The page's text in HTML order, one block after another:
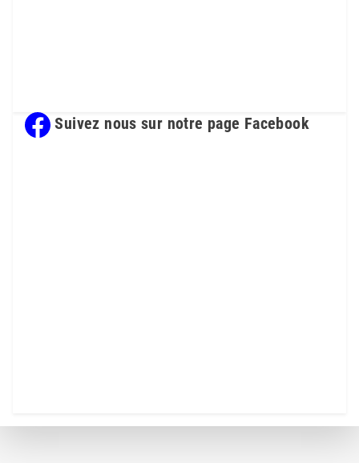
Suivez nous sur notre page Facebook